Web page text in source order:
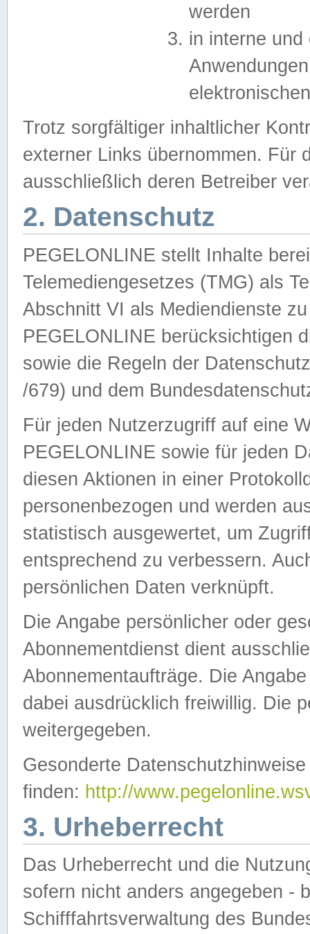
werden
in interne
Trotz sorgfältiger inhaltlicher
externer Links übernommen. Für
ausschließlich deren Betreiber
2. Datenschutz
PEGELONLINE stellt Inhalte
Telemediengesetzes (TMG) als
Abschnitt VI als Mediendienste
PEGELONLINE berücksichtigen
sowie die Regeln der
/679) und dem
Für jeden Nutzerzugriff auf eine
PEGELONLINE sowie für jeden
diesen Aktionen in einer
personenbezogen und werden
statistisch ausgewertet, um
entsprechend zu verbessern.
persönlichen Daten verknüpft.
Die Angabe persönlicher oder
Abonnementdienst dient
Abonnementaufträge. Die
dabei ausdrücklich freiwillig. Die
weitergegeben.
Gesonderte
finden: http://
3. Urheberrecht
Das Urheberrecht und die
sofern nicht anders angegeben -
Schifffahrtsverwaltung des